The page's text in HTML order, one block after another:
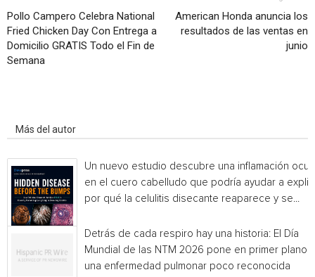
Pollo Campero Celebra National
Fried Chicken Day Con Entrega a
Domicilio GRATIS Todo el Fin de
Semana
American Honda anuncia los
resultados de las ventas en
junio
Más del autor
Un nuevo estudio descubre una inflamación
en el cuero cabelludo que podría ayudar a
por qué la celulitis disecante reaparece y se...
Detrás de cada respiro hay una historia: El Día
Mundial de las NTM 2026 pone en primer plano
una enfermedad pulmonar poco reconocida